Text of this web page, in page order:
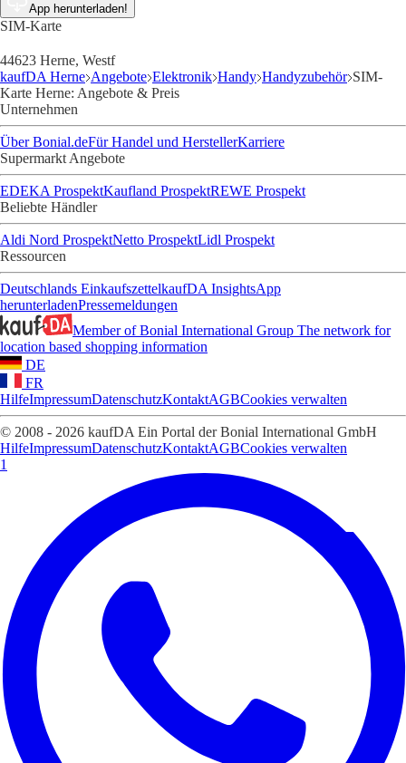
App herunterladen!
SIM-Karte
44623 Herne, Westf
kaufDA Herne Angebote Elektronik Handy Handyzubehör SIM-
Karte Herne: Angebote & Preis
Unternehmen
Über Bonial.deFür Handel und HerstellerKarriere
Supermarkt Angebote
EDEKA ProspektKaufland ProspektREWE Prospekt
Beliebte Händler
Aldi Nord ProspektNetto ProspektLidl Prospekt
Ressourcen
Deutschlands EinkaufszettelkaufDA InsightsApp
herunterladenPressemeldungen
Member of Bonial International Group The network for
location based shopping information
DE
FR
HilfeImpressumDatenschutzKontaktAGBCookies verwalten
© 2008 - 2026 kaufDA Ein Portal der Bonial International GmbH
HilfeImpressumDatenschutzKontaktAGBCookies verwalten
1